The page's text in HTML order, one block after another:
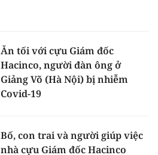
Ăn tối với cựu Giám đốc
Hacinco, người đàn ông ở
Giảng Võ (Hà Nội) bị nhiễm
Covid-19
Bố, con trai và người giúp việc
nhà cựu Giám đốc Hacinco